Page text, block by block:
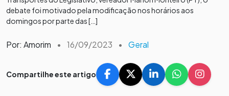
debate foi motivado pela modificação nos horários aos
domingos por parte das […]
Por: Amorim • 16/09/2023 • Geral
Compartilhe este artigo